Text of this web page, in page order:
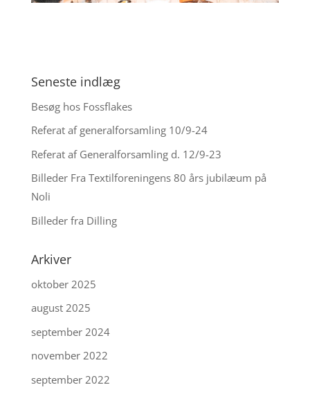
Seneste indlæg
Besøg hos Fossflakes
Referat af generalforsamling 10/9-24
Referat af Generalforsamling d. 12/9-23
Billeder Fra Textilforeningens 80 års jubilæum på
Noli
Billeder fra Dilling
Arkiver
oktober 2025
august 2025
september 2024
november 2022
september 2022